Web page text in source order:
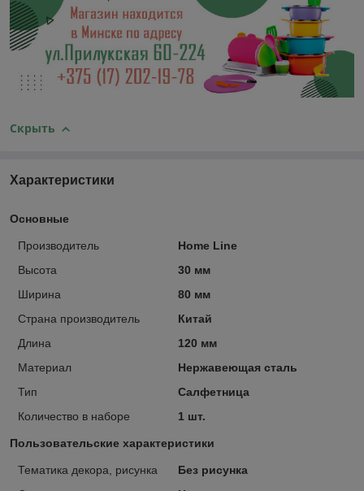
Скрыть
Характеристики
Основные
Производитель
Home Line
Высота
30 мм
Ширина
80 мм
Страна производитель
Китай
Длина
120 мм
Материал
Нержавеющая сталь
Тип
Салфетница
Количество в наборе
1 шт.
Пользовательские характеристики
Тематика декора, рисунка
Без рисунка